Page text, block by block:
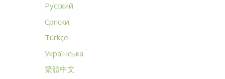
Русский
Српски
Türkçe
Українська
繁體中文